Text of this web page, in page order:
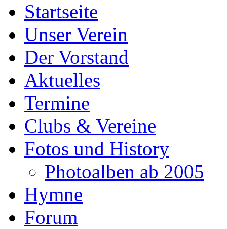
Startseite
Unser Verein
Der Vorstand
Aktuelles
Termine
Clubs & Vereine
Fotos und History
Photoalben ab 2005
Hymne
Forum